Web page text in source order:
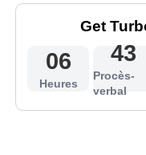
Get
06
Heures
43
Procès-
verbal